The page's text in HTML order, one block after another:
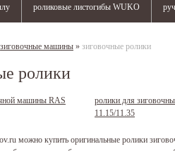
роликовые листогибы WUKO
зиговочные машины » зиговочные ролики
ролики
машины RAS
ролики для
11.15/11.35
можно купить оригинальные ролики